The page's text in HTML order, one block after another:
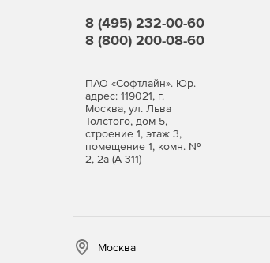
8 (495) 232-00-60
8 (800) 200-08-60
ПАО «Софтлайн». Юр.
адрес: 119021, г.
Москва, ул. Льва
Толстого, дом 5,
строение 1, этаж 3,
помещение 1, комн. №
2, 2а (А-311)
Москва